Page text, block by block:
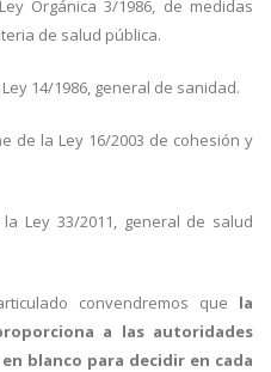
Orgánica 3/1986, de medidas
de salud pública.
14/1986, general de sanidad.
de la Ley 16/2003 de cohesión y
Ley 33/2011, general de salud
convendremos que la
a las autoridades
blanco para decidir en cada